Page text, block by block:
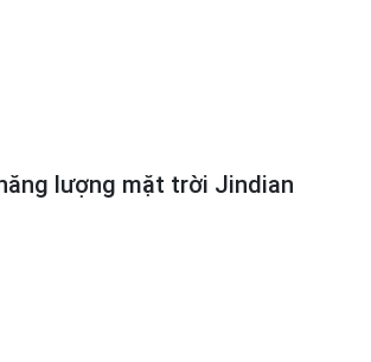
lượng mặt trời Jindian